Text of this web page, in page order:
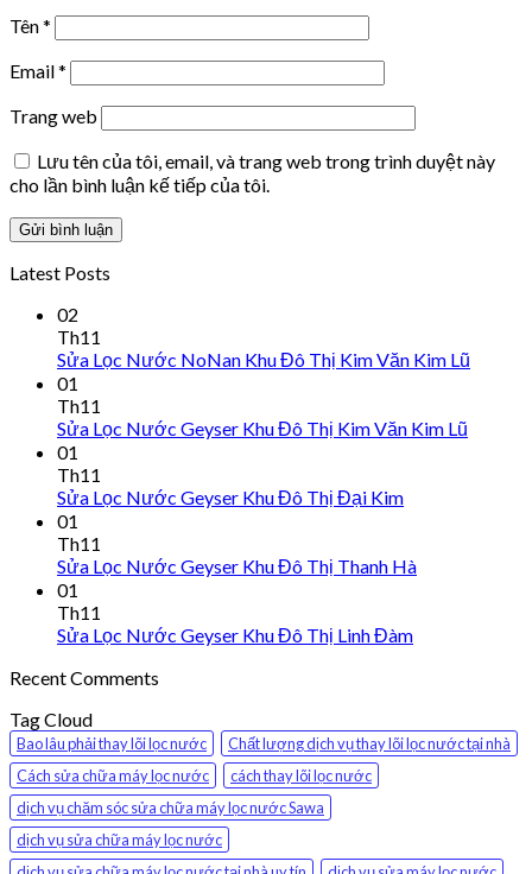
Tên*
Email*
Trang web
Lưu tên của tôi, email, và trang web trong trình duyệt này
cho lần bình luận kế tiếp của tôi.
Latest Posts
02
Th11
Sửa Lọc Nước NoNan Khu Đô Thị Kim Văn Kim Lũ
01
Th11
Sửa Lọc Nước Geyser Khu Đô Thị Kim Văn Kim Lũ
01
Th11
Sửa Lọc Nước Geyser Khu Đô Thị Đại Kim
01
Th11
Sửa Lọc Nước Geyser Khu Đô Thị Thanh Hà
01
Th11
Sửa Lọc Nước Geyser Khu Đô Thị Linh Đàm
Recent Comments
Tag Cloud
Bao lâu phải thay lõi lọc nước
Chất lượng dịch vụ thay lõi lọc nước tại nhà
Cách sửa chữa máy lọc nước
cách thay lõi lọc nước
dịch vụ chăm sóc sửa chữa máy lọc nước Sawa
dịch vụ sửa chữa máy lọc nước